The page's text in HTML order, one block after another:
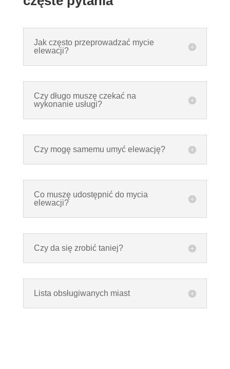
Jak często przeprowadzać mycie
elewacji?
Czy długo muszę czekać na
wykonanie usługi?
Czy mogę samemu umyć elewację?
Co muszę udostępnić do mycia
elewacji?
Czy da się zrobić taniej?
Lista obsługiwanych miast